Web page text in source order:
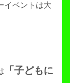
イベントは大
「子どもに